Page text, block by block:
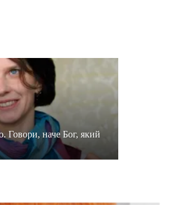
Говори, наче Бог, який